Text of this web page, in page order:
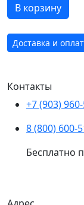
В корзину
Доставка и
Контакты
+7 (903)
8 (800) 600-
Бесплатно